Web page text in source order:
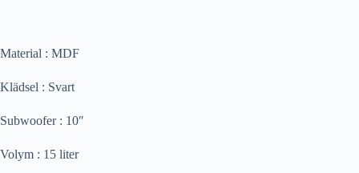
Material : MDF
Klädsel : Svart
Subwoofer : 10″
Volym : 15 liter